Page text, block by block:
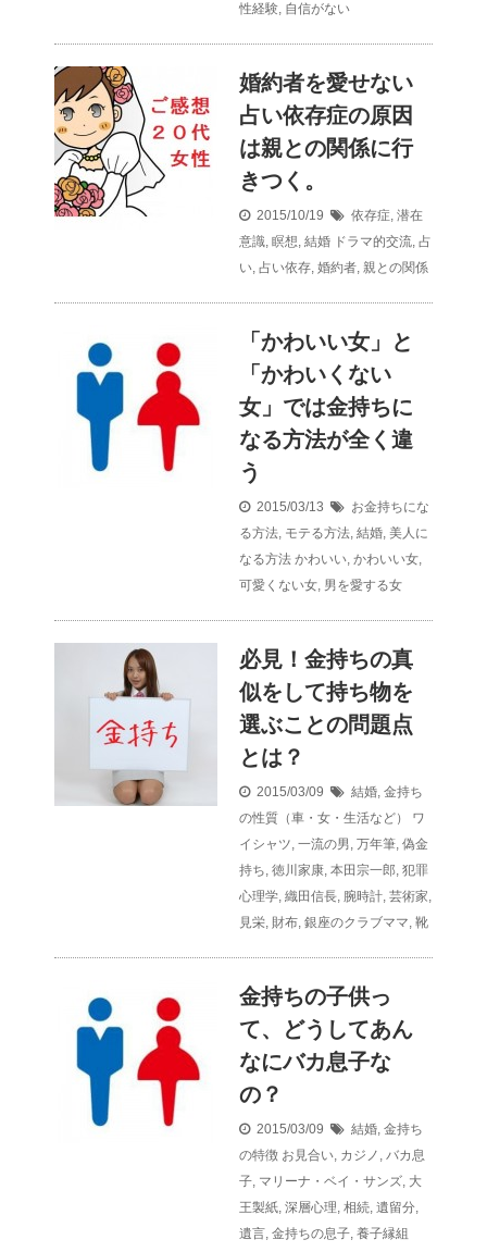
性経験, 自信がない
婚約者を愛せない
占い依存症の原因
は親との関係に行
きつく。
2015/10/19 依存症, 潜在
意識, 瞑想, 結婚 ドラマ的交流, 占
い, 占い依存, 婚約者, 親との関係
「かわいい女」と
「かわいくない
女」では金持ちに
なる方法が全く違
う
2015/03/13
お金持ちにな
る方法, モテる方法, 結婚, 美人に
なる方法 かわいい, かわいい女,
可愛くない女, 男を愛する女
必見！金持ちの真
似をして持ち物を
選ぶことの問題点
とは？
2015/03/09 結婚, 金持ち
の性質（車・女・生活など）
ワ
イシャツ, 一流の男, 万年筆, 偽金
持ち, 徳川家康, 本田宗一郎, 犯罪
心理学, 織田信長, 腕時計, 芸術家,
見栄, 財布, 銀座のクラブママ, 靴
金持ちの子供っ
て、どうしてあん
なにバカ息子な
の？
2015/03/09 結婚, 金持ち
の特徴 お見合い, カジノ , バカ息
子, マリーナ・ベイ・サンズ, 大
王製紙, 深層心理, 相続, 遺留分,
遺言, 金持ちの息子, 養子縁組